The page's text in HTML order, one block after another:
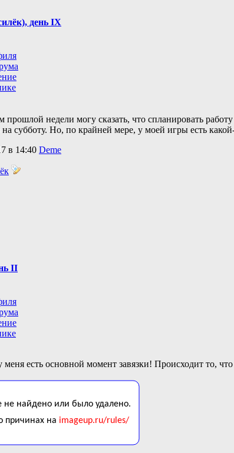
день IX
прошлой недели могу сказать, что спланировать
на субботу. Но, по крайней мере, у моей игры есть
в 14:40 Deme
II
меня есть основной момент завязки! Происходит то,